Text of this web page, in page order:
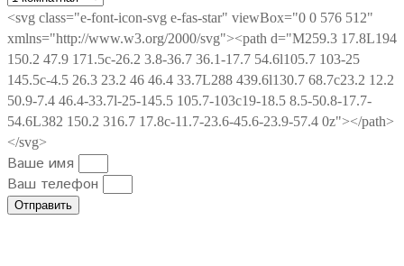
Ваше имя
Ваш телефон
Отправить